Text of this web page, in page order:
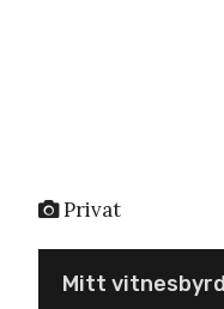
Privat
Mitt vitnesbyrd